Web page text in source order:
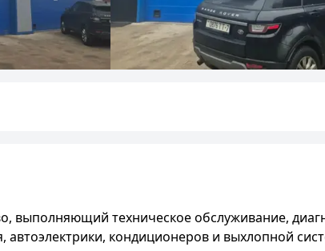
выполняющий техническое обслуживание,
автоэлектрики, кондиционеров и выхлопной